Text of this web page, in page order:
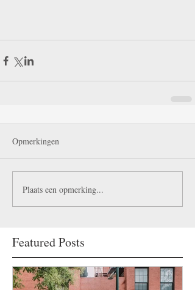
Opmerkingen
Plaats een opmerking...
Featured Posts